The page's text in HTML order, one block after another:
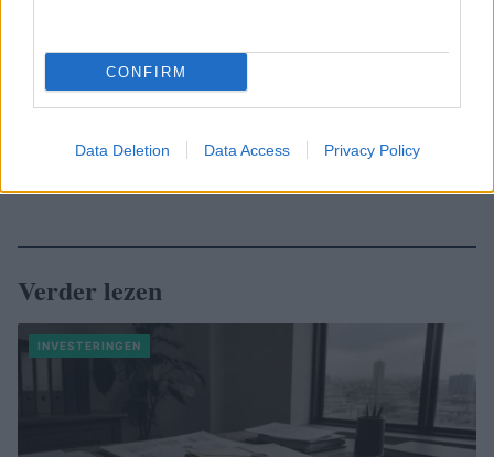
CONFIRM
Data Deletion Data Access Privacy Policy
Verder lezen
INVESTERINGEN